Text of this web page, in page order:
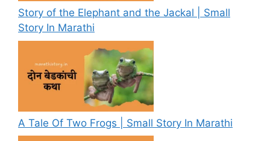
Story of the Elephant and the Jackal | Small
Story In Marathi
A Tale Of Two Frogs | Small Story In Marathi